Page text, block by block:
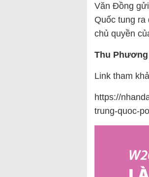
Văn Đồng
Quốc tung
chủ quyền
Thu
Link tham
https://
trung-quoc-